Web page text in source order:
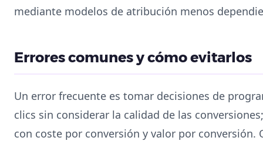
mediante modelos de atribución menos
Errores comunes y cómo evitarlos
Un error frecuente es tomar decisiones de
clics sin considerar la calidad de las
con coste por conversión y valor por conversión.